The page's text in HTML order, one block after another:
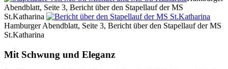
Abendblatt, Seite 3, Bericht über den Stapellauf der MS
St.Katharina
Hamburger Abendblatt, Seite 3, Bericht über den Stapellauf der MS
St.Katharina
Mit Schwung und Eleganz